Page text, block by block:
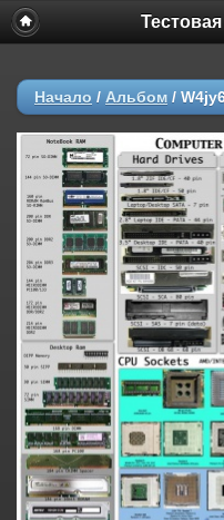
Начало / Альбом /